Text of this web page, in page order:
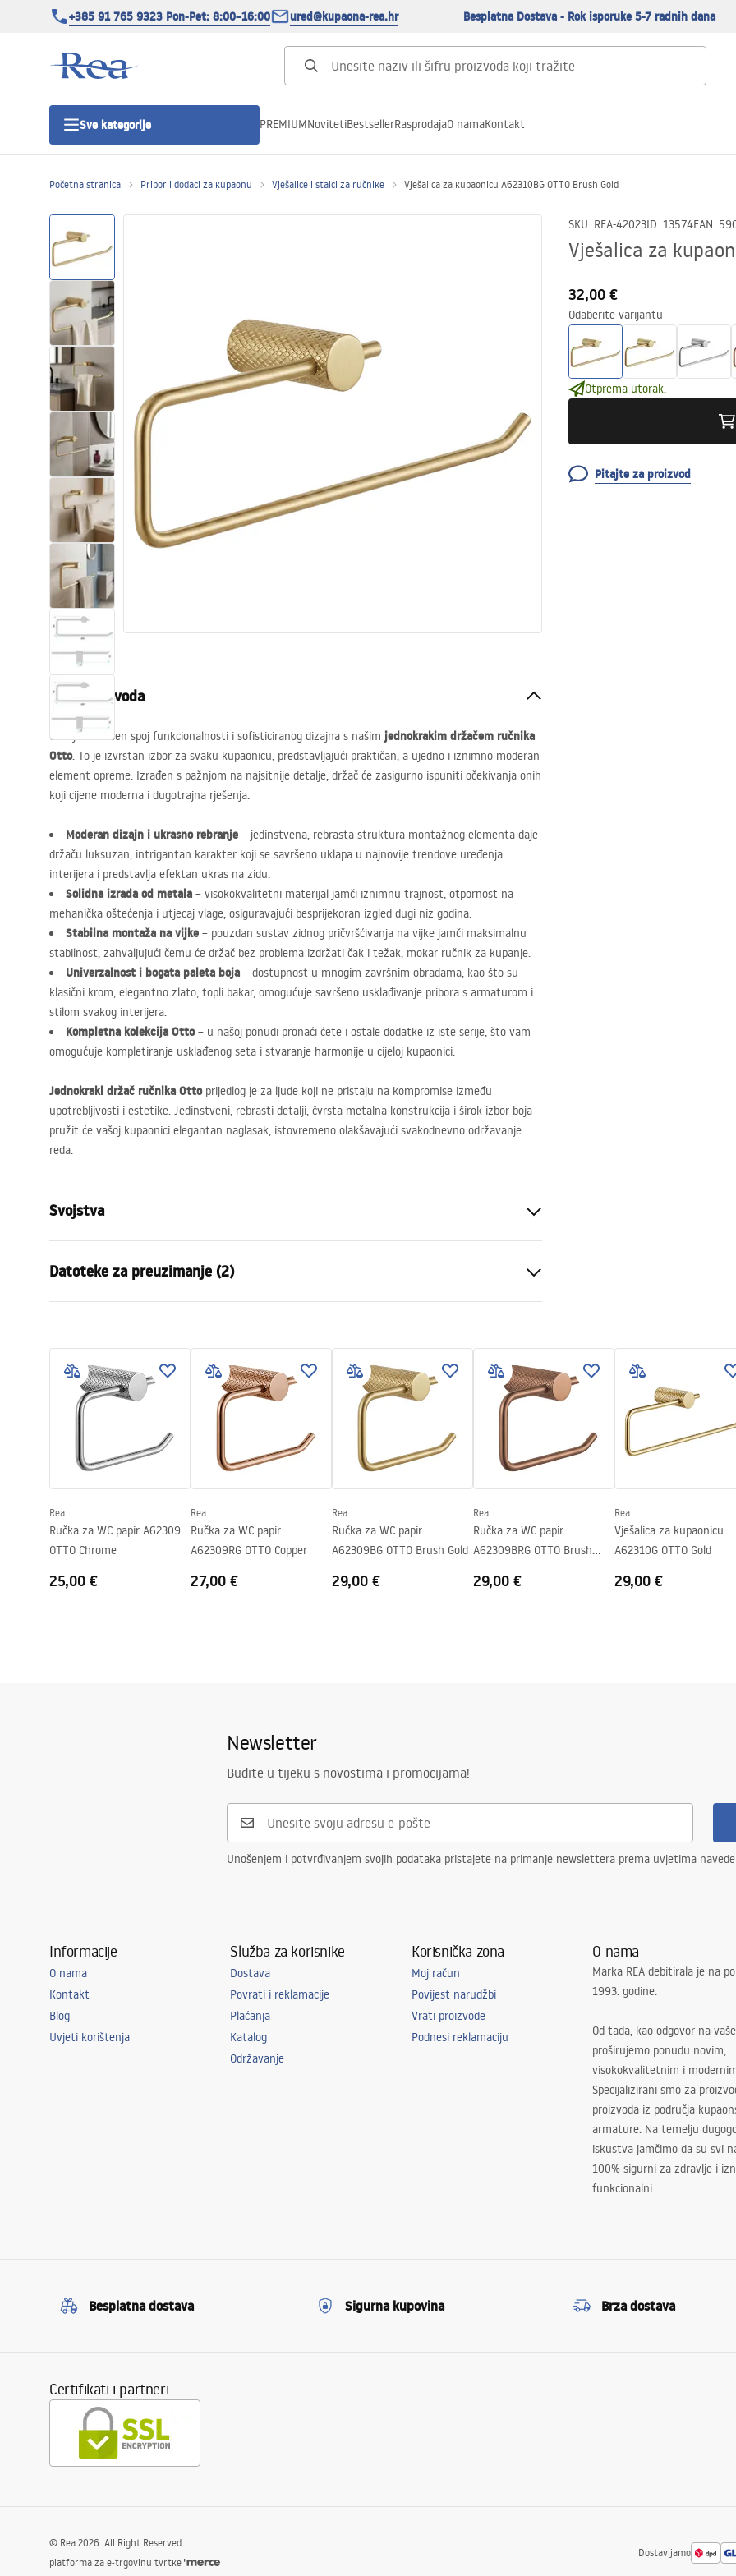
+385 91 765 9323 Pon-Pet: 8:00–16:00 ured@kupaona-rea.hr Besplatna Dostava - Rok isporuke 5-7 radnih dana
Sve kategorije
Tuš vrata
Tuš kade
Tuš Kanalice
WC školjke
Umivaonici
Kade i paravani
Miješalice, pipe, slavine
Tuševi
PREMIUMNovitetiBestsellerRasprodajaO namaKontakt
Početna stranica Pribor i dodaci za kupaonu Vješalice i stalci za ručnike Vješalica za kupaonicu A62310BG OTTO Brush Gold
SKU: REA-42023ID: 13574EAN:
Vješalica za
32,00 €
Odaberite varijantu
Otprema utorak.
Pitajte za proizvod
Opis proizvoda
Otkrijte savršen spoj funkcionalnosti i sofisticiranog dizajna s našim jednokrakim držačem ručnika
Otto. To je izvrstan izbor za svaku kupaonicu, predstavljajući praktičan, a ujedno i iznimno moderan
element opreme. Izrađen s pažnjom na najsitnije detalje, držač će zasigurno ispuniti očekivanja onih
koji cijene moderna i dugotrajna rješenja.
Moderan dizajn i ukrasno rebranje – jedinstvena, rebrasta struktura montažnog elementa daje
držaču luksuzan, intrigantan karakter koji se savršeno uklapa u najnovije trendove uređenja
interijera i predstavlja efektan ukras na zidu.
Solidna izrada od metala – visokokvalitetni materijal jamči iznimnu trajnost, otpornost na
mehanička oštećenja i utjecaj vlage, osiguravajući besprijekoran izgled dugi niz godina.
Stabilna montaža na vijke – pouzdan sustav zidnog pričvršćivanja na vijke jamči maksimalnu
stabilnost, zahvaljujući čemu će držač bez problema izdržati čak i težak, mokar ručnik za kupanje.
Univerzalnost i bogata paleta boja – dostupnost u mnogim završnim obradama, kao što su
klasični krom, elegantno zlato, topli bakar, omogućuje savršeno usklađivanje pribora s armaturom i
stilom svakog interijera.
Kompletna kolekcija Otto– u našoj ponudi pronaći ćete i ostale dodatke iz iste serije, što vam
omogućuje kompletiranje usklađenog seta i stvaranje harmonije u cijeloj kupaonici.
Jednokraki držač ručnika Ottoprijedlog je za ljude koji ne pristaju na kompromise između
upotrebljivosti i estetike. Jedinstveni, rebrasti detalji, čvrsta metalna konstrukcija i širok izbor boja
pružit će vašoj kupaonici elegantan naglasak, istovremeno olakšavajući svakodnevno održavanje
reda.
Svojstva
Materijal
Način montaže
Na vijke
Dubina
Serija
24 mjeseca
Datoteke za preuzimanje (2)
Warranty_Terms_and_Conditions_
Accessories_-_24.pdf
Safety_Information_Accessories.pd
Rea
Ručka za WC papir A62309
OTTO Chrome
25,00 €
Rea
Ručka za WC papir
A62309RG OTTO Copper
27,00 €
Rea
Ručka za WC papir
A62309BG OTTO Brush Gold
29,00 €
Rea
Ručka za WC papir
A62309BRG OTTO Brush
29,00 €
Rea
Vješalica za kupaonicu
A62310G OTTO Gold
29,00 €
Newsletter
Budite u tijeku s novostima i promocijama!
Unošenjem i potvrđivanjem svojih podataka pristajete na primanje newslettera prema uvjetima
Informacije
O nama
Kontakt
Blog
Uvjeti korištenja
Služba za korisnike
Dostava
Povrati i reklamacije
Plaćanja
Katalog
Održavanje
Korisnička zona
Moj račun
Povijest narudžbi
Vrati proizvode
Podnesi reklamaciju
O nama
Marka REA debitirala je na
1993. godine.
Od tada, kao odgovor na
proširujemo ponudu novim,
visokokvalitetnim i
Specijalizirani smo za
proizvoda iz područja
armature. Na temelju
iskustva jamčimo da su svi
100% sigurni za zdravlje i
funkcionalni.
Besplatna dostava Sigurna kupovina Brza dostava
Certifikati i partneri
Dostavljamo
© Rea 2026. All Right Reserved.
platforma za e-trgovinu tvrtke